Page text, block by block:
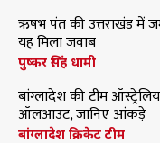
ऋषभ पंत की उत्तराखंड में
यह मिला जवाब
पुष्कर सिंह धामी
बांग्लादेश की टीम
ऑलआउट, जानिए आंकड़े
बांग्लादेश क्रिकेट टीम